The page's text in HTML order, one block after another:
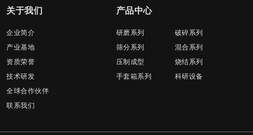
关于我们
企业简介
产业基地
资质荣誉
技术研发
全球合作伙伴
联系我们
产品中心
研磨系列
破碎系列
筛分系列
混合系列
压制成型
烧结系列
手套箱系列
科研设备